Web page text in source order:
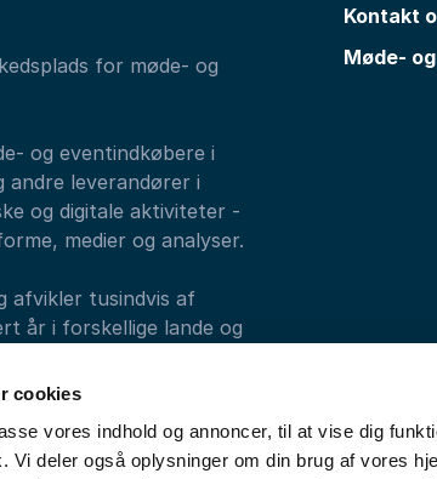
cookies
vores indhold og annoncer, til at vise dig
Vi deler også oplysninger om din brug af vores
for møde- og
og eventindkøbere i
andre leverandører i
og digitale aktiviteter -
medier og analyser.
afvikler tusindvis af
år i forskellige lande og
Kontakt
Møde-